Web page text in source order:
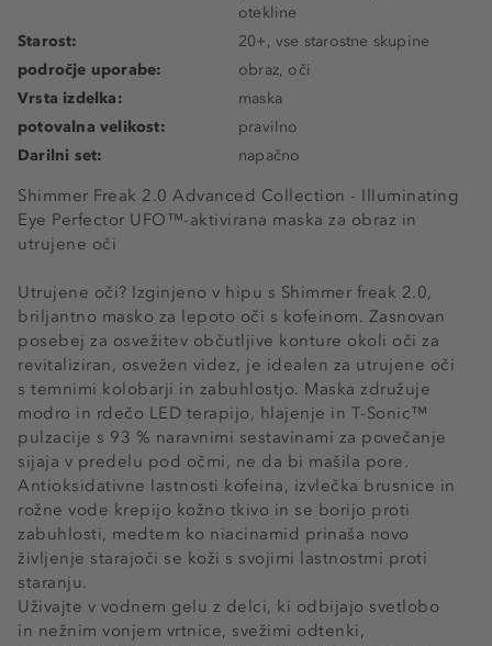
Shimmer Freak 2.0 Advanced Collection - Illuminating
Eye Perfector UFO™-aktivirana maska ​​za obraz in
utrujene oči
Utrujene oči? Izginjeno v hipu s Shimmer freak 2.0,
briljantno masko za lepoto oči s kofeinom. Zasnovan
posebej za osvežitev občutljive konture okoli oči za
revitaliziran, osvežen videz, je idealen za utrujene oči
s temnimi kolobarji in zabuhlostjo. Maska združuje
modro in rdečo LED terapijo, hlajenje in T-Sonic™
pulzacije s 93 % naravnimi sestavinami za povečanje
sijaja v predelu pod očmi, ne da bi mašila pore.
Antioksidativne lastnosti kofeina, izvlečka brusnice in
rožne vode krepijo kožno tkivo in se borijo proti
zabuhlosti, medtem ko niacinamid prinaša novo
življenje starajoči se koži s svojimi lastnostmi proti
staranju.
Uživajte v vodnem gelu z delci, ki odbijajo svetlobo
in nežnim vonjem vrtnice, svežimi odtenki,
otekline
Starost:
20+, vse starostne skupine
področje uporabe:
obraz, oči
Vrsta izdelka:
maska
potovalna velikost:
pravilno
Darilni set:
napačno